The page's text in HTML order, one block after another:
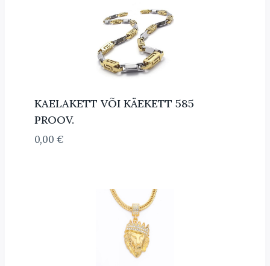
KAELAKETT VÕI KÄEKETT 585
PROOV.
0,00 €